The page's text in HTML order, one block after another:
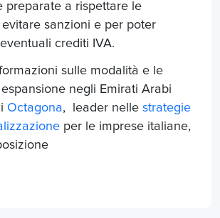
preparate a rispettare le
sanzioni e per poter
crediti IVA.
sulle modalità e le
negli Emirati Arabi
Octagona, leader nelle strategie
per le imprese italiane,